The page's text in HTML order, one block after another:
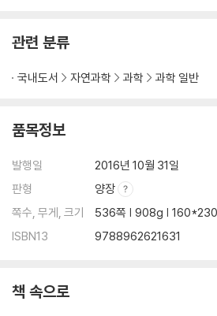
시뮬레이션의 표상과 발표
4장. ‘1번 어뢰’: ‘결정적 증거’와 계속되는 물
어뢰 물증의 수색, 분석, 발표
- “폭발을 일으킨 주범의 잔해”
- 대대적이고 촘촘한 수색
예측을 확인해준 ‘결정적 증거’
- 증거물의 상태
- 증거물의 일치와 식별
열역학 계산 논쟁
관련 분류
국내도서 자연과학 과학 과학 일반
품목정보
발행일
2016년 10월 31일
판형
양장
쪽수, 무게, 크기
536쪽 | 908g |
ISBN13
9788962621631
책 속으로